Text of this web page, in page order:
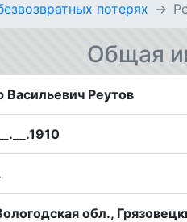
потерях
Общая
Васильевич Реутов
__.__.1910
обл.,